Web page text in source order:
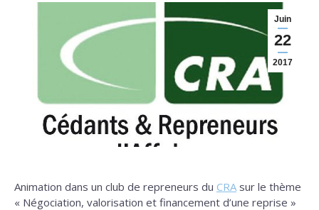
Juin
22
2017
Animation dans un club de repreneurs du CRA sur le thème
« Négociation, valorisation et financement d’une reprise »